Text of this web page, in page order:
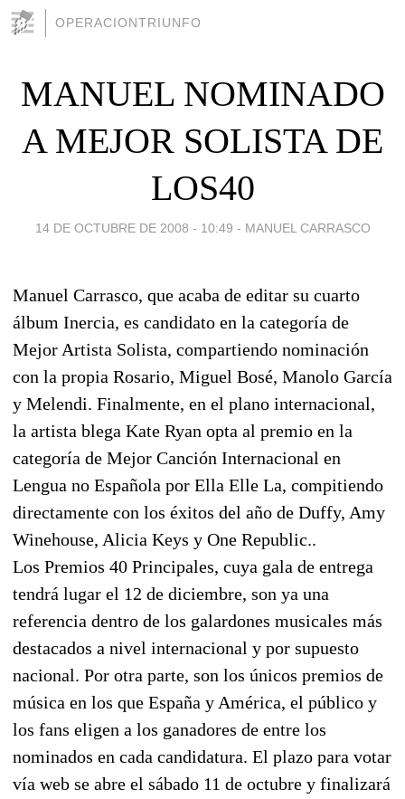
OPERACIONTRIUNFO
MANUEL NOMINADO
A MEJOR SOLISTA DE
LOS40
14 DE OCTUBRE DE 2008 - 10:49 - MANUEL CARRASCO
Manuel Carrasco, que acaba de editar su cuarto
álbum Inercia, es candidato en la categoría de
Mejor Artista Solista, compartiendo nominación
con la propia Rosario, Miguel Bosé, Manolo García
y Melendi. Finalmente, en el plano internacional,
la artista blega Kate Ryan opta al premio en la
categoría de Mejor Canción Internacional en
Lengua no Española por Ella Elle La, compitiendo
directamente con los éxitos del año de Duffy, Amy
Winehouse, Alicia Keys y One Republic..
Los Premios 40 Principales, cuya gala de entrega
tendrá lugar el 12 de diciembre, son ya una
referencia dentro de los galardones musicales más
destacados a nivel internacional y por supuesto
nacional. Por otra parte, son los únicos premios de
música en los que España y América, el público y
los fans eligen a los ganadores de entre los
nominados en cada candidatura. El plazo para votar
vía web se abre el sábado 11 de octubre y finalizará